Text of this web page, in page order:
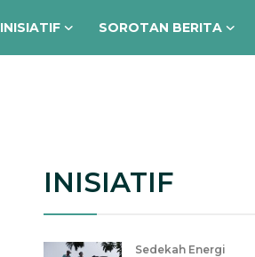
INISIATIF SOROTAN BERITA
INISIATIF
Sedekah Energi